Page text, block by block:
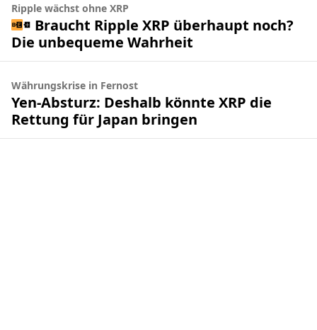
Ripple wächst ohne XRP
Braucht Ripple XRP überhaupt noch?
Die unbequeme Wahrheit
Währungskrise in Fernost
Yen-Absturz: Deshalb könnte XRP die
Rettung für Japan bringen